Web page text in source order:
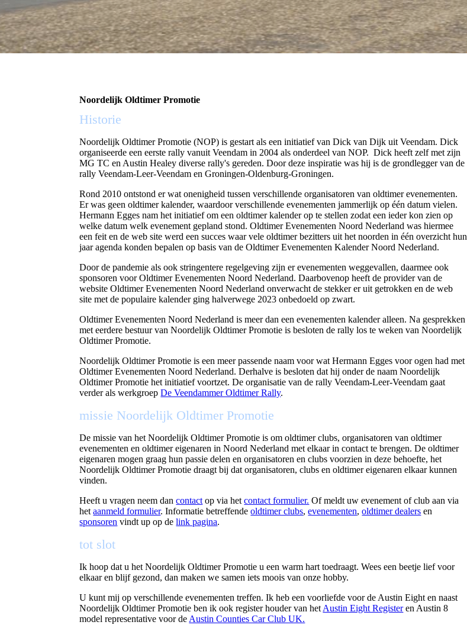
Noordelijk Oldtimer Promotie
Historie
Noordelijk Oldtimer Promotie (NOP) is gestart als een initiatief van Dick van Dijk uit Veendam. Dick
organiseerde een eerste rally vanuit Veendam in 2004 als onderdeel van NOP. Dick heeft zelf met zijn
MG TC en Austin Healey diverse rally's gereden. Door deze inspiratie was hij is de grondlegger van de
rally Veendam-Leer-Veendam en Groningen-Oldenburg-Groningen.
Rond 2010 ontstond er wat onenigheid tussen verschillende organisatoren van oldtimer evenementen.
Er was geen oldtimer kalender, waardoor verschillende evenementen jammerlijk op één datum vielen.
Hermann Egges nam het initiatief om een oldtimer kalender op te stellen zodat een ieder kon zien op
welke datum welk evenement gepland stond. Oldtimer Evenementen Noord Nederland was hiermee
een feit en de web site werd een succes waar vele oldtimer bezitters uit het noorden in één overzicht hun
jaar agenda konden bepalen op basis van de Oldtimer Evenementen Kalender Noord Nederland.
Door de pandemie als ook stringentere regelgeving zijn er evenementen weggevallen, daarmee ook
sponsoren voor Oldtimer Evenementen Noord Nederland. Daarbovenop heeft de provider van de
website Oldtimer Evenementen Noord Nederland onverwacht de stekker er uit getrokken en de web
site met de populaire kalender ging halverwege 2023 onbedoeld op zwart.
Oldtimer Evenementen Noord Nederland is meer dan een evenementen kalender alleen. Na gesprekken
met eerdere bestuur van Noordelijk Oldtimer Promotie is besloten de rally los te weken van Noordelijk
Oldtimer Promotie.
Noordelijk Oldtimer Promotie is een meer passende naam voor wat Hermann Egges voor ogen had met
Oldtimer Evenementen Noord Nederland. Derhalve is besloten dat hij onder de naam Noordelijk
Oldtimer Promotie het initiatief voortzet. De organisatie van de rally Veendam-Leer-Veendam gaat
verder als werkgroepDe Veendammer Oldtimer Rally.
missie Noordelijk Oldtimer Promotie
De missie van het Noordelijk Oldtimer Promotie is om oldtimer clubs, organisatoren van oldtimer
evenementen en oldtimer eigenaren in Noord Nederland met elkaar in contact te brengen. De oldtimer
eigenaren mogen graag hun passie delen en organisatoren en clubs voorzien in deze behoefte, het
Noordelijk Oldtimer Promotie draagt bij dat organisatoren, clubs en oldtimer eigenaren elkaar kunnen
vinden.
Heeft u vragen neem dancontact op via hetcontact formulier. Of meldt uw evenement of club aan via
hetaanmeld formulier. Informatie betreffendeoldtimer clubs,evenementen,oldtimer dealers en
sponsoren vindt up op delink pagina.
tot slot
Ik hoop dat u het Noordelijk Oldtimer Promotie u een warm hart toedraagt. Wees een beetje lief voor
elkaar en blijf gezond, dan maken we samen iets moois van onze hobby.
U kunt mij op verschillende evenementen treffen. Ik heb een voorliefde voor de Austin Eight en naast
Noordelijk Oldtimer Promotie ben ik ook register houder van het Austin Eight Registeren Austin 8
model representative voor de Austin Counties Car Club UK.